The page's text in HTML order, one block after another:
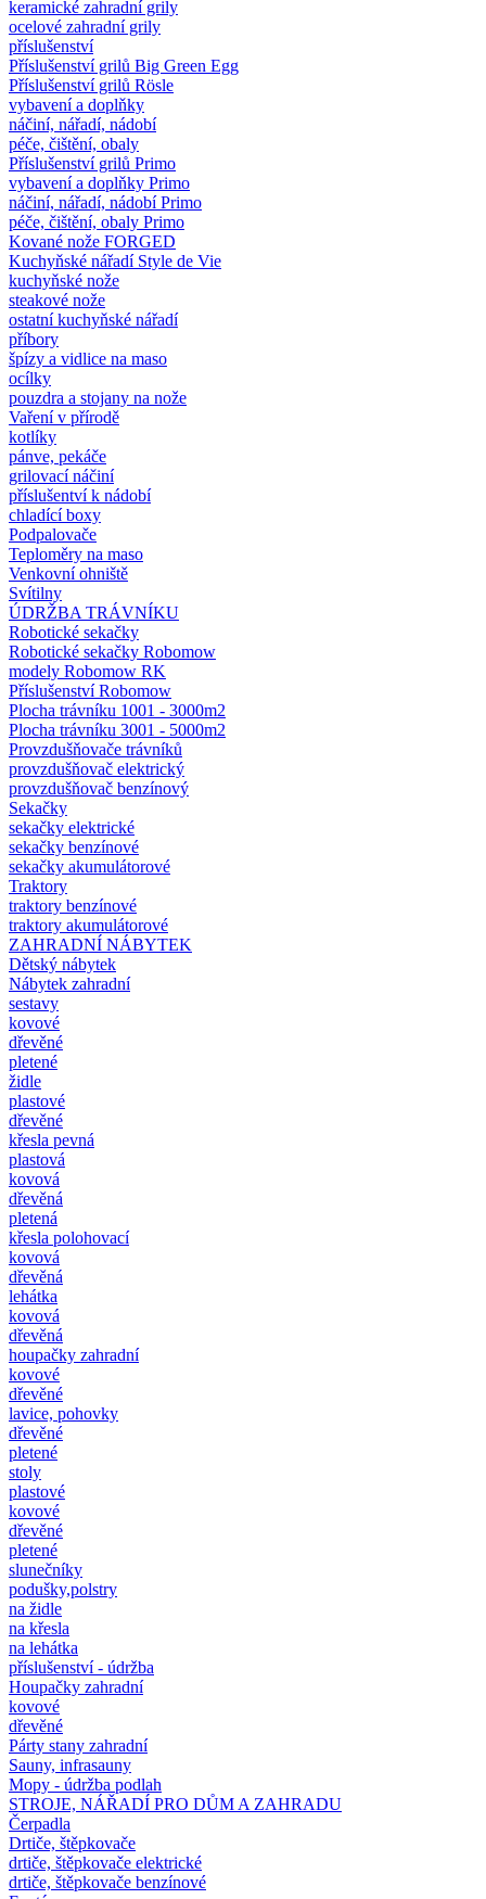
keramické zahradní grily
ocelové zahradní grily
příslušenství
Příslušenství grilů Big Green Egg
Příslušenství grilů Rösle
vybavení a doplňky
náčiní, nářadí, nádobí
péče, čištění, obaly
Příslušenství grilů Primo
vybavení a doplňky Primo
náčiní, nářadí, nádobí Primo
péče, čištění, obaly Primo
Kované nože FORGED
Kuchyňské nářadí Style de Vie
kuchyňské nože
steakové nože
ostatní kuchyňské nářadí
příbory
špízy a vidlice na maso
ocílky
pouzdra a stojany na nože
Vaření v přírodě
kotlíky
pánve, pekáče
grilovací náčiní
příslušentví k nádobí
chladící boxy
Podpalovače
Teploměry na maso
Venkovní ohniště
Svítilny
ÚDRŽBA TRÁVNÍKU
Robotické sekačky
Robotické sekačky Robomow
modely Robomow RK
Příslušenství Robomow
Plocha trávníku 1001 - 3000m2
Plocha trávníku 3001 - 5000m2
Provzdušňovače trávníků
provzdušňovač elektrický
provzdušňovač benzínový
Sekačky
sekačky elektrické
sekačky benzínové
sekačky akumulátorové
Traktory
traktory benzínové
traktory akumulátorové
ZAHRADNÍ NÁBYTEK
Dětský nábytek
Nábytek zahradní
sestavy
kovové
dřevěné
pletené
židle
plastové
dřevěné
křesla pevná
plastová
kovová
dřevěná
pletená
křesla polohovací
kovová
dřevěná
lehátka
kovová
dřevěná
houpačky zahradní
kovové
dřevěné
lavice, pohovky
dřevěné
pletené
stoly
plastové
kovové
dřevěné
pletené
slunečníky
podušky,polstry
na židle
na křesla
na lehátka
příslušenství - údržba
Houpačky zahradní
kovové
dřevěné
Párty stany zahradní
Sauny, infrasauny
Mopy - údržba podlah
STROJE, NÁŘADÍ PRO DŮM A ZAHRADU
Čerpadla
Drtiče, štěpkovače
drtiče, štěpkovače elektrické
drtiče, štěpkovače benzínové